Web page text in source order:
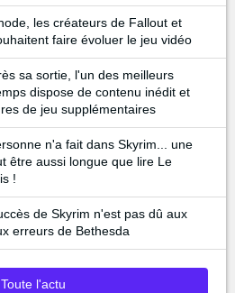
les créateurs de Fallout et
faire évoluer le jeu vidéo
sa sortie, l'un des meilleurs
dispose de contenu inédit et
de jeu supplémentaires
n'a fait dans Skyrim... une
être aussi longue que lire Le
!
de Skyrim n'est pas dû aux
erreurs de Bethesda
Toute l'actu